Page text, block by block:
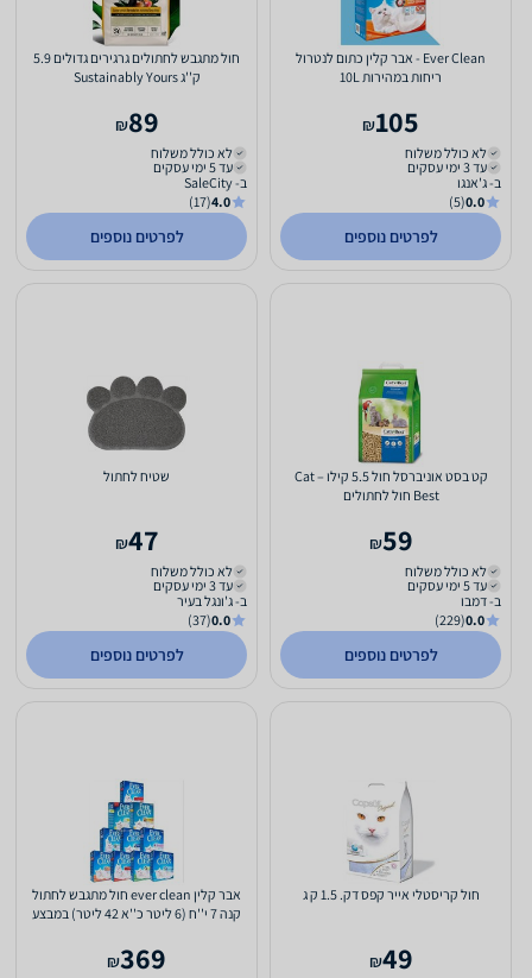
Ever Clean - אבר קלין כתום לנטרול
ריחות במהירות 10L
105
₪
לא כולל משלוח
עד 3 ימי עסקים
ב- ג'אנגו
0.0
(5)
לפרטים נוספים
חול מתגבש לחתולים גרגירים גדולים 5.9
ק''ג Sustainably Yours
89
₪
לא כולל משלוח
עד 5 ימי עסקים
ב- SaleCity
4.0
(17)
לפרטים נוספים
קט בסט אוניברסל חול 5.5 קילו – Cat
Best חול לחתולים
59
₪
לא כולל משלוח
עד 5 ימי עסקים
ב- דמבו
0.0
(229)
לפרטים נוספים
שטיח לחתול
47
₪
לא כולל משלוח
עד 3 ימי עסקים
ב- ג'ונגל בעיר
0.0
(37)
לפרטים נוספים
חול קריסטלי אייר קפס דק. 1.5 ק ג
49
₪
אבר קלין ever clean חול מתגבש לחתול
קנה 7 י''ח (6 ליטר כ''א 42 ליטר) במבצע
369
₪